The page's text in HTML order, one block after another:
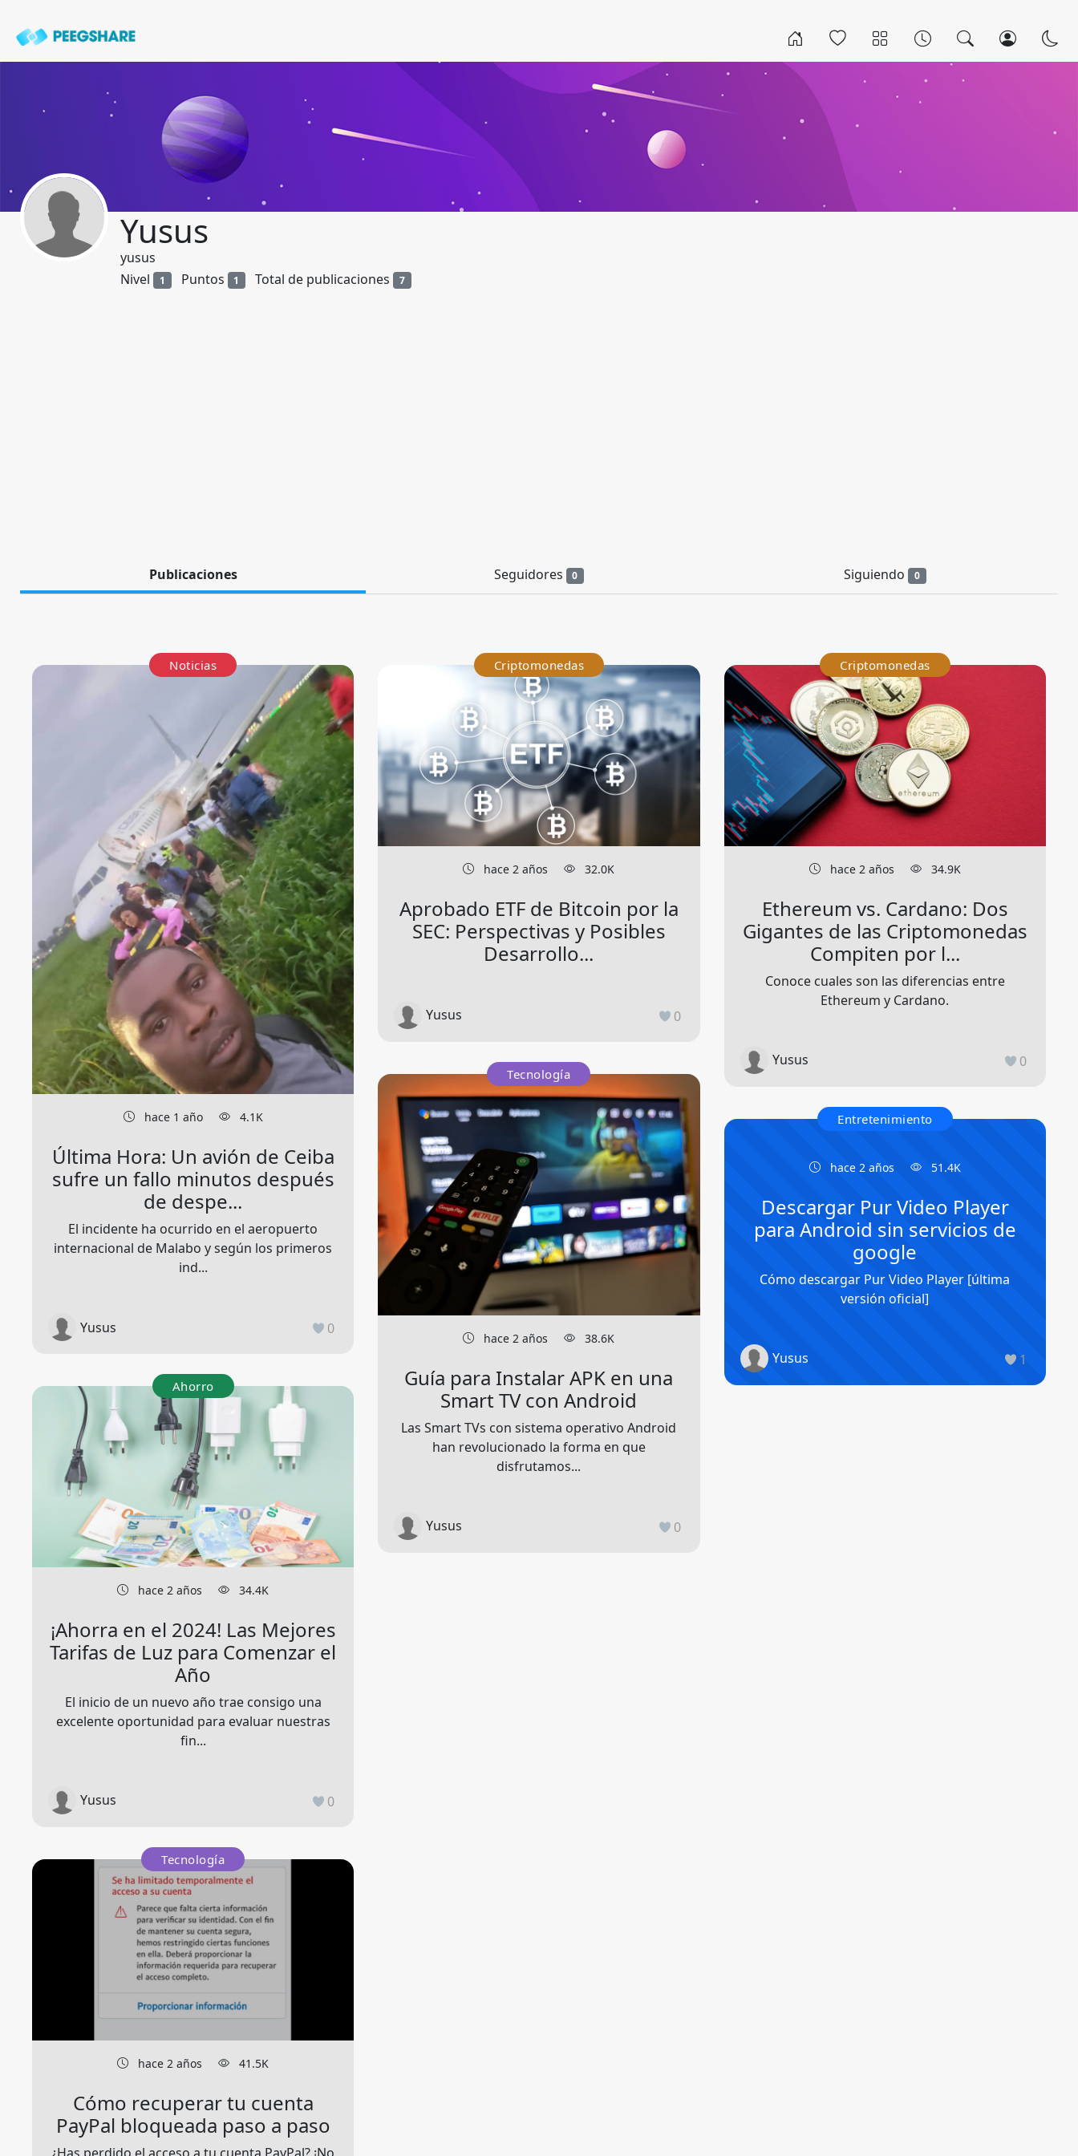
Yusus
yusus
Nivel
1 Puntos 1 Total de publicaciones 7
Publicaciones Seguidores 0 Siguiendo 0
Noticias
hace 1 año 4.1K
Última Hora: Un avión de Ceiba
sufre un fallo minutos después
de despe...
El incidente ha ocurrido en el aeropuerto
internacional de Malabo y según los primeros
ind...
Yusus 0
Ahorro
hace 2 años 34.4K
¡Ahorra en el 2024! Las Mejores
Tarifas de Luz para Comenzar el
Año
El inicio de un nuevo año trae consigo una
excelente oportunidad para evaluar nuestras
fin...
Yusus 0
Tecnología
hace 2 años 41.5K
Cómo recuperar tu cuenta
PayPal bloqueada paso a paso
Criptomonedas
hace 2 años 32.0K
Aprobado ETF de Bitcoin por la
SEC: Perspectivas y Posibles
Desarrollo...
Yusus 0
Tecnología
hace 2 años 38.6K
Guía para Instalar APK en una
Smart TV con Android
Las Smart TVs con sistema operativo Android
han revolucionado la forma en que
disfrutamos...
Yusus 0
Criptomonedas
hace 2 años 34.9K
Ethereum vs. Cardano: Dos
Gigantes de las Criptomonedas
Compiten por l...
Conoce cuales son las diferencias entre
Ethereum y Cardano.
Yusus 0
hace 2 años 51.4K
1
Entretenimiento
Descargar Pur Video Player
para Android sin servicios de
google
Cómo descargar Pur Video Player [última
versión oficial]
Yusus